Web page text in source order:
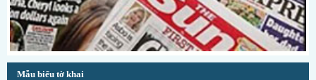
Mẫu biểu tờ khai